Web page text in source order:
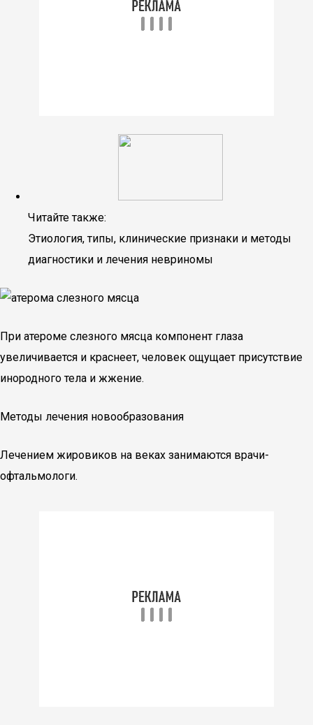
Читайте также:
Этиология, типы, клинические признаки и методы
диагностики и лечения невриномы
При атероме слезного мясца компонент глаза
увеличивается и краснеет, человек ощущает присутствие
инородного тела и жжение.
Методы лечения новообразования
Лечением жировиков на веках занимаются врачи-
офтальмологи.